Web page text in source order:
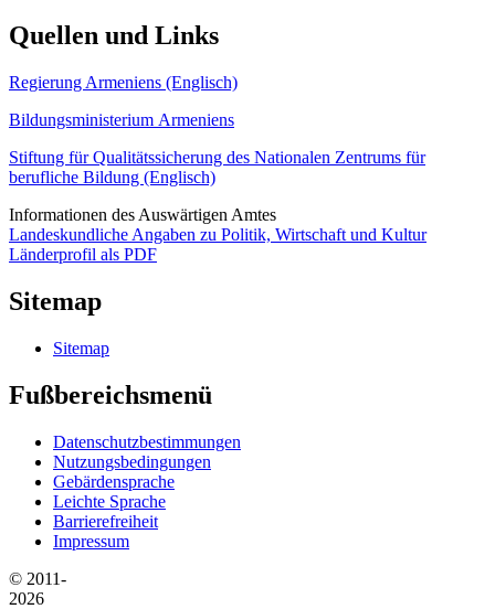
Quellen und Links
Regierung Armeniens (Englisch)
Bildungsministerium Armeniens
Stiftung für Qualitätssicherung des Nationalen Zentrums für
berufliche Bildung (Englisch)
Informationen des Auswärtigen Amtes
Landeskundliche Angaben zu Politik, Wirtschaft und Kultur
Länderprofil als PDF
Sitemap
Sitemap
Fußbereichsmenü
Datenschutzbestimmungen
Nutzungsbedingungen
Gebärdensprache
Leichte Sprache
Barrierefreiheit
Impressum
© 2011-
2026